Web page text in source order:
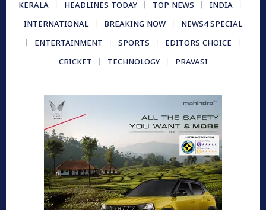
KERALA HEADLINES TODAY TOP NEWS
INDIA
INTERNATIONAL
BREAKING NOW
NEWS4 SPECIAL
ENTERTAINMENT
SPORTS
EDITORS CHOICE
CRICKET
TECHNOLOGY PRAVASI